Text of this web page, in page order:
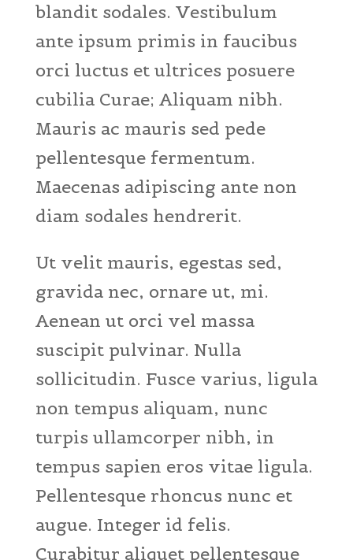
blandit sodales. Vestibulum
ante ipsum primis in faucibus
orci luctus et ultrices posuere
cubilia Curae; Aliquam nibh.
Mauris ac mauris sed pede
pellentesque fermentum.
Maecenas adipiscing ante non
diam sodales hendrerit.
Ut velit mauris, egestas sed,
gravida nec, ornare ut, mi.
Aenean ut orci vel massa
suscipit pulvinar. Nulla
sollicitudin. Fusce varius, ligula
non tempus aliquam, nunc
turpis ullamcorper nibh, in
tempus sapien eros vitae ligula.
Pellentesque rhoncus nunc et
augue. Integer id felis.
Curabitur aliquet pellentesque